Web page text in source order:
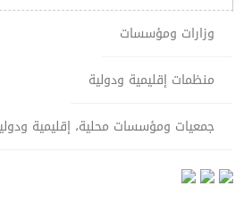
وزارات ومؤسسات
منظمات إقليمية ودولية
جمعيات ومؤسسات محلية، إقليمية ودولية